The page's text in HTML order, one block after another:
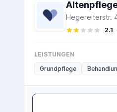
Hegereiterstr.
2.1
LEISTUNGEN
Grundpflege